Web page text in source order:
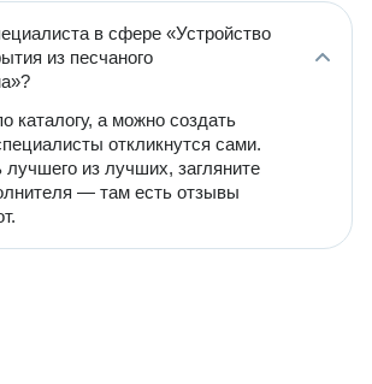
в сфере «Устройство
из песчаного
каталогу, а можно создать
откликнутся сами.
из лучших, загляните
— там есть отзывы